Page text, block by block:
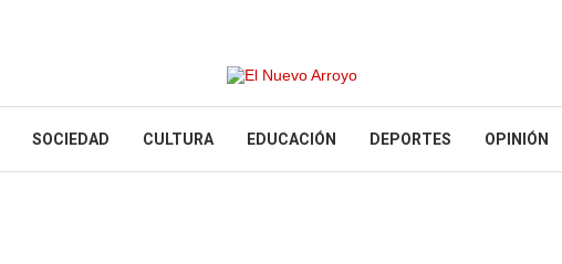
SOCIEDAD CULTURA EDUCACIÓN DEPORTES OPINIÓN